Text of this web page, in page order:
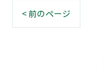
< 前のページ